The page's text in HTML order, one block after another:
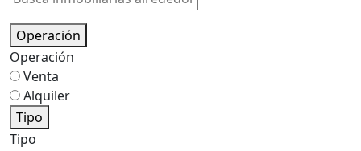
Operación
Operación
Venta
Alquiler
Tipo
Tipo